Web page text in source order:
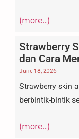
(more…)
Strawberry
dan Cara
June 18, 2026
Strawberry skin
berbintik-bintik
(more…)